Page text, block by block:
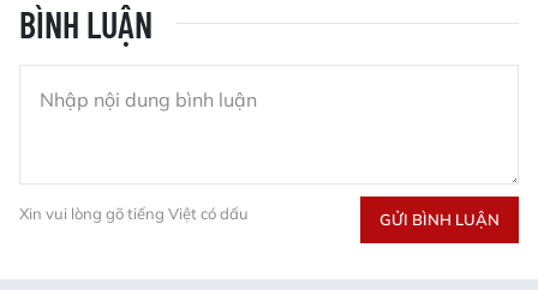
BÌNH LUẬN
Xin vui lòng gõ tiếng Việt có dấu GỬI BÌNH LUẬN